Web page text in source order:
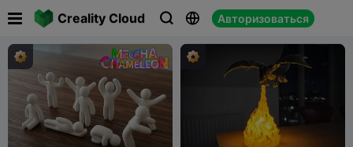
Creality Cloud   Авторизоваться
 